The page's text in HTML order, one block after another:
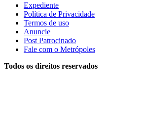
Expediente
Política de Privacidade
Termos de uso
Anuncie
Post Patrocinado
Fale com o Metrópoles
Todos os direitos reservados